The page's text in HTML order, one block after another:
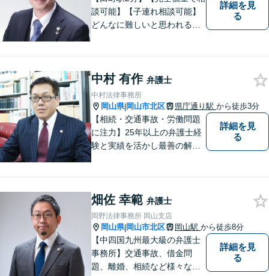
談可能】【子連れ相談可能】
どんなに難しいと思われる案
ている皆さまの現状を良い方
向に変化させることができる
ように全力を尽くします。
詳細を見
る
中村 有作 弁護士
中村法律事務所
岡山県|岡山市北区 県庁通り駅 から徒歩3分
【相続・交通事故・労働問題
に注力】25年以上の弁護士経
験と実績を活かし最善の解決
詳細を見
る
畑佐 幸範 弁護士
岡野法律事務所 岡山支店
岡山県|岡山市北区 岡山駅 から徒歩8分
【中四国九州最大級の弁護士
事務所】交通事故、借金問
題、離婚、相続など様々な問
詳細を見
る